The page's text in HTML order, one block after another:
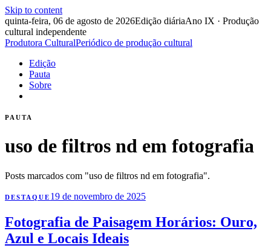
Skip to content
quinta-feira, 06 de agosto de 2026Edição diáriaAno IX · Produção
cultural independente
Produtora CulturalPeriódico de produção cultural
Edição
Pauta
Sobre
PAUTA
uso de filtros nd em fotografia
Posts marcados com "uso de filtros nd em fotografia".
DESTAQUE 19 de novembro de 2025
Fotografia de Paisagem Horários: Ouro,
Azul e Locais Ideais